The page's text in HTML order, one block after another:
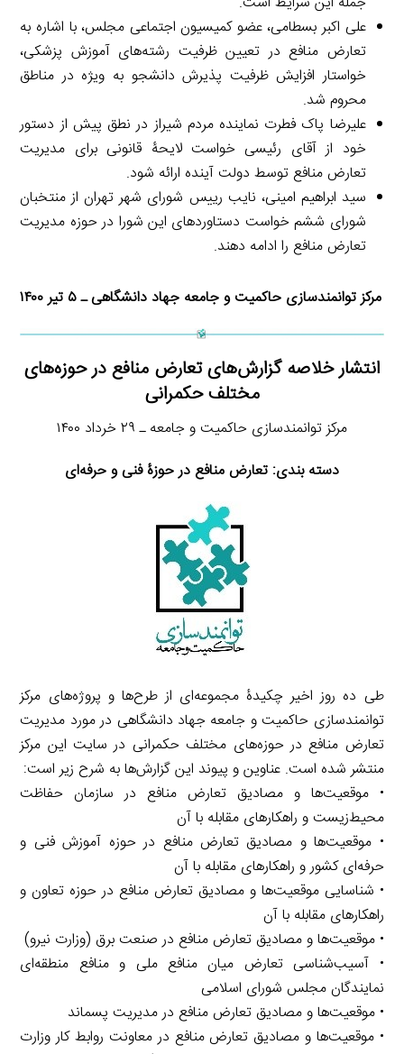
علی اکبر بسطامی، عضو کمیسیون اجتماعی مجلس، با اشاره به
تعارض منافع در تعیین ظرفیت رشته‌های آموزش پزشکی،
خواستار افزایش ظرفیت پذیرش دانشجو به ویژه در مناطق
محروم شد.
علیرضا پاک فطرت نماینده مردم شیراز در نطق پیش از دستور
خود از آقای رئیسی خواست لایحۀ قانونی برای مدیریت
تعارض منافع توسط دولت آینده ارائه شود.
سید ابراهیم امینی، نایب رییس شورای شهر تهران از منتخبان
شورای ششم خواست دستاوردهای این شورا در حوزه مدیریت
تعارض منافع را ادامه دهند.
مرکز توانمندسازی حاکمیت و جامعه جهاد دانشگاهی ـ ۵ تیر ۱۴۰۰
انتشار خلاصه گزارش‌های تعارض منافع در حوز‌ه‌های
مختلف حکمرانی
مرکز توانمندسازی حاکمیت و جامعه ـ ۲۹ خرداد ۱۴۰۰
دسته بندی: تعارض منافع در حوزۀ فنی و حرفه‌ای
طی ده روز اخیر چکیدۀ مجموعه‌ای از طرح‌ها و پروژه‌های مرکز
توانمندسازی حاکمیت و جامعه جهاد دانشگاهی در مورد مدیریت
تعارض منافع در حوزه‌های مختلف حکمرانی در سایت این مرکز
منتشر شده است. عناوین و پیوند این گزارش‌ها به شرح زیر است:
• موقعیت‌ها و مصادیق تعارض منافع در سازمان حفاظت
محیط‌زیست و راهکارهای مقابله با آن
• موقعیت‌ها و مصادیق تعارض منافع در حوزه آموزش فنی و
حرفه‌ای کشور و راهکارهای مقابله با آن
• شناسایی موقعیت‌ها و مصادیق تعارض منافع در حوزه تعاون و
راهکارهای مقابله با آن
• موقعیت‌ها و مصادیق تعارض منافع در صنعت برق (وزارت نیرو)
• آسیب‌شناسی تعارض میان منافع ملی و منافع منطقه‌ای
نمایندگان مجلس شورای اسلامی
• موقعیت‌ها و مصادیق تعارض منافع در مدیریت پسماند
• موقعیت‌ها و مصادیق تعارض منافع در معاونت روابط کار وزارت